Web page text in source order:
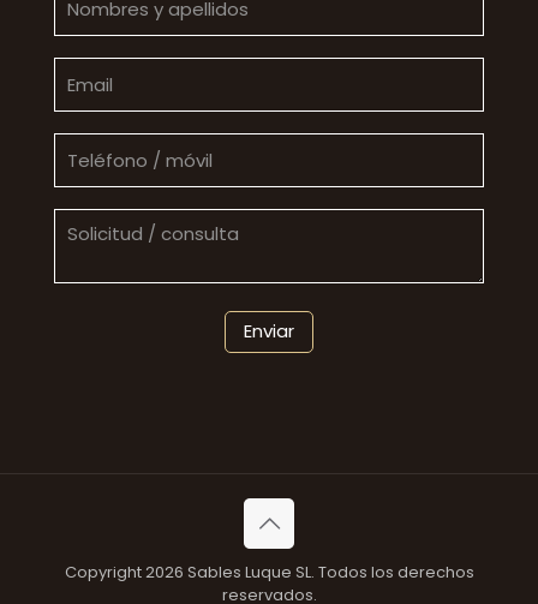
Copyright 2026 Sables Luque SL. Todos los derechos
reservados.